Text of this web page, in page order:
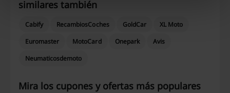
similares también
Cabify RecambiosCoches GoldCar
XL Moto
Euromaster
MotoCard Onepark
Avis
Neumaticosdemoto
Mira los cupones y ofertas más populares